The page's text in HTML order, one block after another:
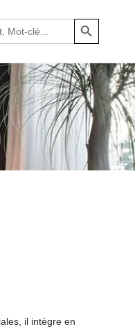
SEARCH BUTTON
il intègre en